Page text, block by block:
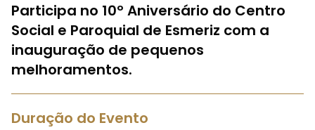
Participa no 10º Aniversário do Centro
Social e Paroquial de Esmeriz com a
inauguração de pequenos
melhoramentos.
Duração do Evento